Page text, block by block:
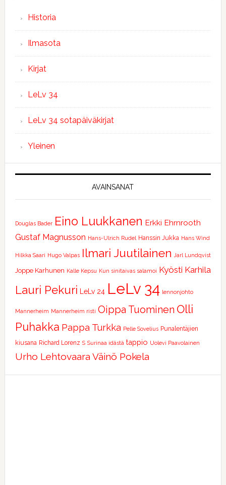
Historia
Ilmasota
Kirjat
LeLv 34
LeLv 34 sotapäiväkirjat
Yleinen
AVAINSANAT
Douglas Bader Eino Luukkanen Erkki Ehrnrooth
Gustaf Magnusson Hans-Ulrich Rudel Hanssin Jukka Hans Wind
Hilkka Saari Hugo Valpas Ilmari Juutilainen Jarl Lundqvist
Joppe Karhunen Kalle Kepsu Kun sinitaivas salamoi Kyösti Karhila
Lauri Pekuri LeLv 24 LeLv 34 lennonjohto
Mannerheim Mannerheim risti Oippa Tuominen Olli
Puhakka Pappa Turkka Pelle Sovelius Punalentäjien
kiusana Richard Lorenz S Surinaa idästä tappio Uolevi Paavolainen
Urho Lehtovaara Väinö Pokela